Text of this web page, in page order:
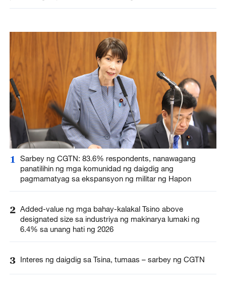
1
Sarbey ng CGTN: 83.6% respondents, nanawagang
panatilihin ng mga komunidad ng daigdig ang
pagmamatyag sa ekspansyon ng militar ng Hapon
2 Added-value ng mga bahay-kalakal Tsino above
designated size sa industriya ng makinarya lumaki ng
6.4% sa unang hati ng 2026
3 Interes ng daigdig sa Tsina, tumaas – sarbey ng CGTN